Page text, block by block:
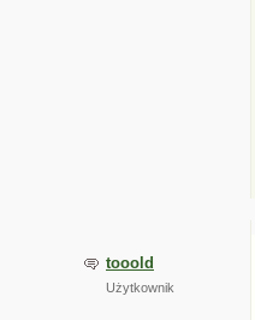
tooold
Użytkownik